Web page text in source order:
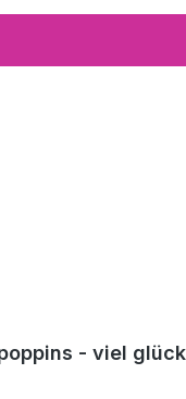
- viel